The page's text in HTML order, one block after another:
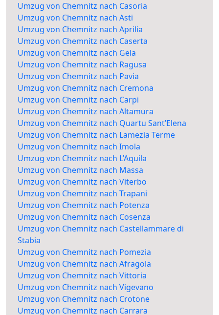
Umzug von Chemnitz nach Casoria
Umzug von Chemnitz nach Asti
Umzug von Chemnitz nach Aprilia
Umzug von Chemnitz nach Caserta
Umzug von Chemnitz nach Gela
Umzug von Chemnitz nach Ragusa
Umzug von Chemnitz nach Pavia
Umzug von Chemnitz nach Cremona
Umzug von Chemnitz nach Carpi
Umzug von Chemnitz nach Altamura
Umzug von Chemnitz nach Quartu Sant’Elena
Umzug von Chemnitz nach Lamezia Terme
Umzug von Chemnitz nach Imola
Umzug von Chemnitz nach L’Aquila
Umzug von Chemnitz nach Massa
Umzug von Chemnitz nach Viterbo
Umzug von Chemnitz nach Trapani
Umzug von Chemnitz nach Potenza
Umzug von Chemnitz nach Cosenza
Umzug von Chemnitz nach Castellammare di
Stabia
Umzug von Chemnitz nach Pomezia
Umzug von Chemnitz nach Afragola
Umzug von Chemnitz nach Vittoria
Umzug von Chemnitz nach Vigevano
Umzug von Chemnitz nach Crotone
Umzug von Chemnitz nach Carrara